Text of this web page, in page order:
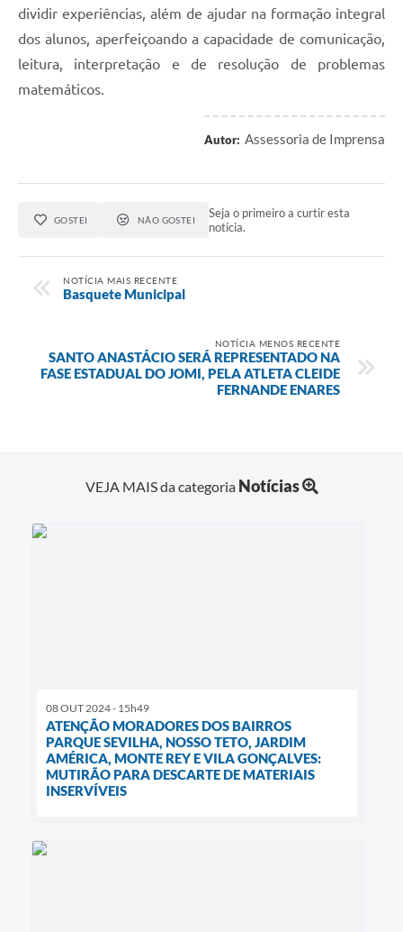
dividir experiências, além de ajudar na formação integral
dos alunos, aperfeiçoando a capacidade de comunicação,
leitura, interpretação e de resolução de problemas
matemáticos.
Autor: Assessoria de Imprensa
GOSTEI NÃO GOSTEI
Seja o primeiro a curtir esta
notícia.
NOTÍCIA MAIS RECENTE
Basquete Municipal
NOTÍCIA MENOS RECENTE
SANTO ANASTÁCIO SERÁ REPRESENTADO NA
FASE ESTADUAL DO JOMI, PELA ATLETA CLEIDE
FERNANDE ENARES
VEJA MAIS da categoria Notícias
08 OUT 2024 - 15h49
ATENÇÃO MORADORES DOS BAIRROS
PARQUE SEVILHA, NOSSO TETO, JARDIM
AMÉRICA, MONTE REY E VILA GONÇALVES:
MUTIRÃO PARA DESCARTE DE MATERIAIS
INSERVÍVEIS